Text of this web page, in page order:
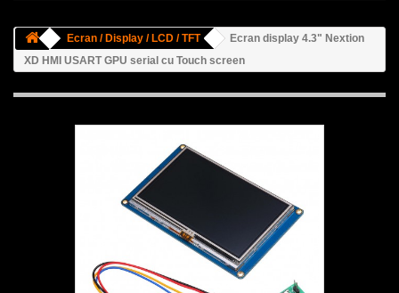
Ecran / Display / LCD / TFT
Ecran display 4.3" Nextion
XD HMI USART GPU serial cu Touch screen